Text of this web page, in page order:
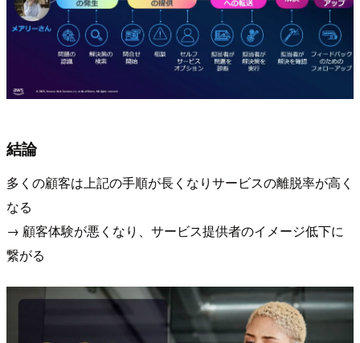
結論
多くの顧客は上記の手順が長くなりサービスの離脱率が高く
なる
→ 顧客体験が悪くなり、サービス提供者のイメージ低下に
繋がる